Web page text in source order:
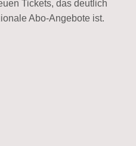
Tickets, das deutlich
Abo-Angebote ist.